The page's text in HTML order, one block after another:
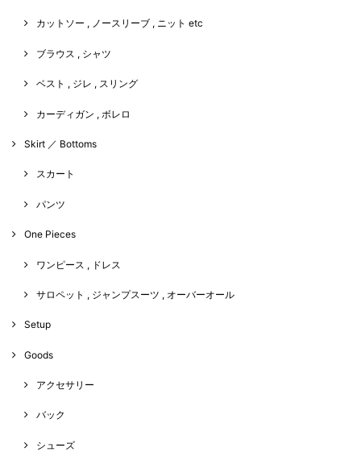
カットソー , ノースリーブ , ニット etc
ブラウス , シャツ
ベスト , ジレ , スリング
カーディガン , ボレロ
Skirt ／ Bottoms
スカート
パンツ
One Pieces
ワンピース , ドレス
サロペット , ジャンプスーツ , オーバーオール
Setup
Goods
アクセサリー
バック
シューズ